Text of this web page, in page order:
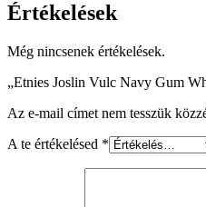
Értékelések
Még nincsenek értékelések.
„Etnies Joslin Vulc Navy Gum
Az e-mail címet nem tesszük
A te értékelésed *